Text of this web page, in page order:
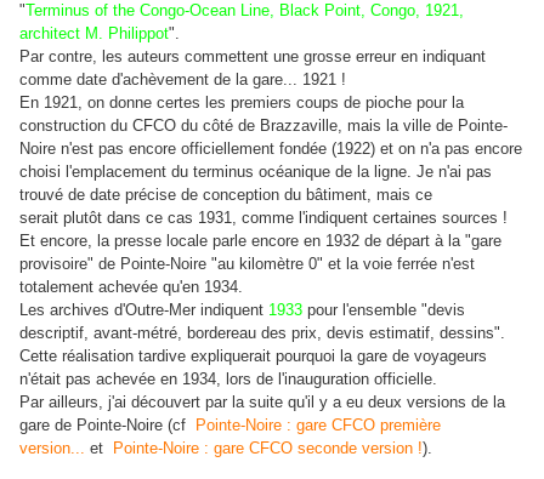
"Terminus of the Congo-Ocean Line, Black Point, Congo, 1921,
architect M. Philippot".
Par contre, les auteurs commettent une grosse erreur en indiquant
comme date d'achèvement de la gare... 1921 !
En 1921, on donne certes les premiers coups de pioche pour la
construction du CFCO du côté de Brazzaville, mais la ville de Pointe-
Noire n'est pas encore officiellement fondée (1922) et on n'a pas encore
choisi l'emplacement du terminus océanique de la ligne. Je n'ai pas
trouvé de date précise de conception du bâtiment, mais ce
serait plutôt dans ce cas 1931, comme l'indiquent certaines sources !
Et encore, la presse locale parle encore en 1932 de départ à la "gare
provisoire" de Pointe-Noire "au kilomètre 0" et la voie ferrée n'est
totalement achevée qu'en 1934.
Les archives d'Outre-Mer indiquent 1933 pour l'ensemble "devis
descriptif, avant-métré, bordereau des prix, devis estimatif, dessins".
Cette réalisation tardive expliquerait pourquoi la gare de voyageurs
n'était pas achevée en 1934, lors de l'inauguration officielle.
Par ailleurs, j'ai découvert par la suite qu'il y a eu deux versions de la
gare de Pointe-Noire (cf
Pointe-Noire : gare CFCO première
version... et Pointe-Noire : gare CFCO seconde version !).